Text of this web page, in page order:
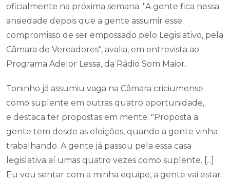
oficialmente na próxima semana. "A gente fica nessa
ansiedade depois que a gente assumir esse
compromisso de ser empossado pelo Legislativo, pela
Câmara de Vereadores", avalia, em entrevista ao
Programa Adelor Lessa, da Rádio Som Maior.
Toninho já assumiu vaga na Câmara criciumense
como suplente em outras quatro oportunidade,
e destaca ter propostas em mente. "Proposta a
gente tem desde as eleições, quando a gente vinha
trabalhando. A gente já passou pela essa casa
legislativa aí umas quatro vezes como suplente. [...]
Eu vou sentar com a minha equipe, a gente vai estar